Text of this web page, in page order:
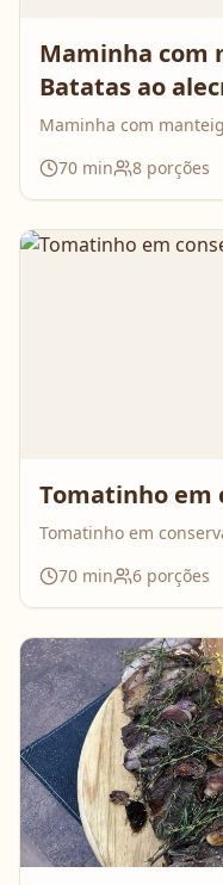
Maminha com
Batatas ao
Maminha com
70 min 8 porções
Tomatinho em
Tomatinho em
70 min 6 porções